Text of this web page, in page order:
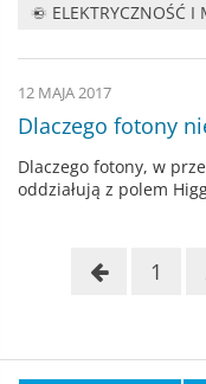
ELEKTRYCZNOŚĆ I
12 MAJA 2017
Dlaczego fotony
Dlaczego fotony, w
oddziałują z polem
1